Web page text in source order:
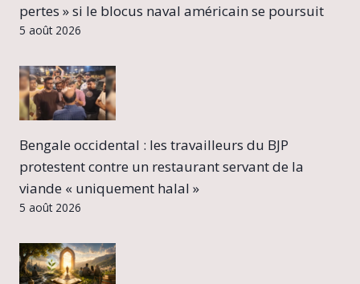
pertes » si le blocus naval américain se poursuit
5 août 2026
Bengale occidental : les travailleurs du BJP
protestent contre un restaurant servant de la
viande « uniquement halal »
5 août 2026